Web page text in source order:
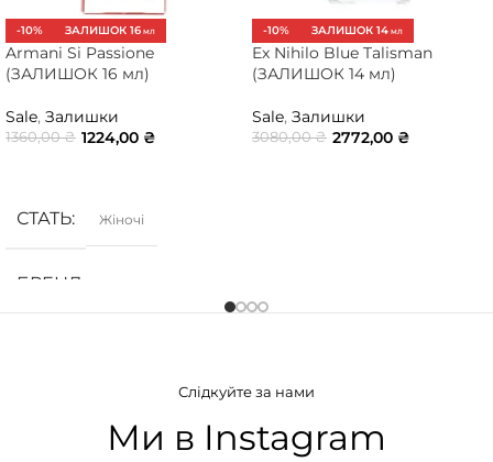
-10% ЗАЛИШОК 16 МЛ
Armani Si Passione
(ЗАЛИШОК 16 мл)
Sale, Залишки
1360,00₴ 1224,00 ₴
СТАТЬ Жіночі
БРЕНД
Фруктові
-10% ЗАЛИШОК 14 МЛ
Ex Nihilo Blue Talisman
(ЗАЛИШОК 14 мл)
Sale, Залишки
3080,00₴ 2772,00 ₴
Слідкуйте за нами
Ми в Instagram